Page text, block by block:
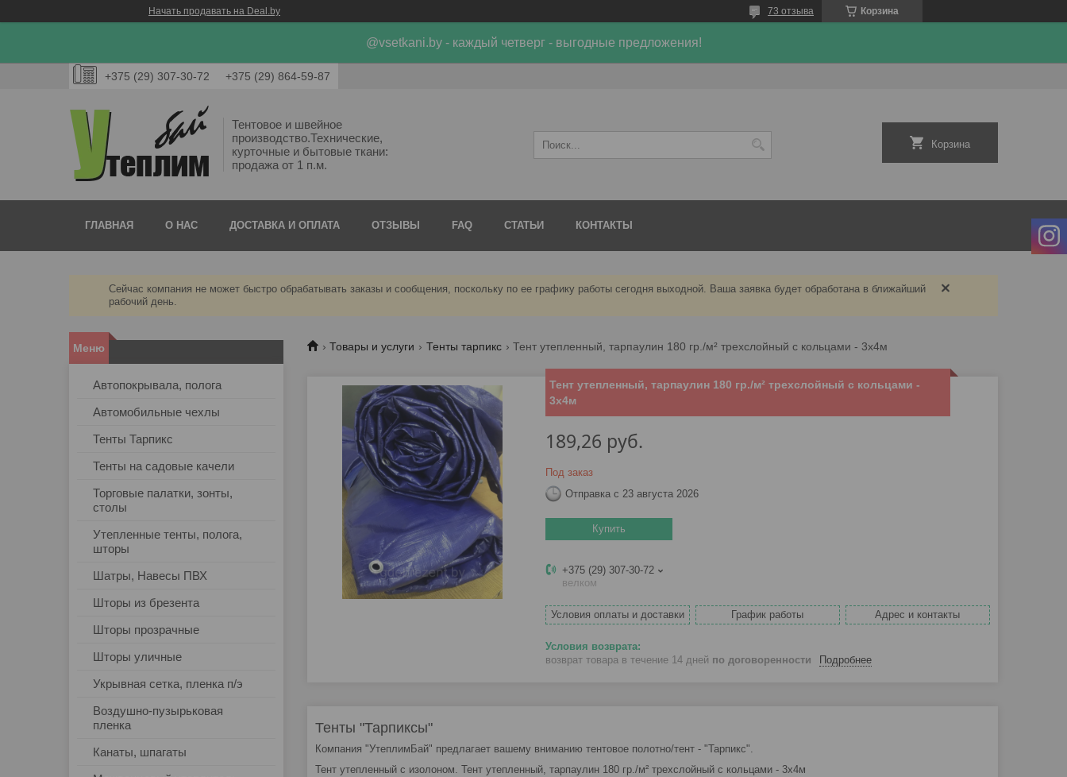
Начать продавать на Deal.by Корзина
73 отзыва
@vsetkani.by - каждый четверг - выгодные предложения!
+375 (29) 307-30-72 +375 (29) 864-59-87
Тентовое и швейное
производство.Технические,
курточные и бытовые ткани:
продажа от 1 п.м.
Корзина
ГЛАВНАЯ О НАС ДОСТАВКА И ОПЛАТА ОТЗЫВЫ FAQ СТАТЬИ КОНТАКТЫ
Сейчас компания не может быстро обрабатывать заказы и сообщения, поскольку по ее графику работы сегодня выходной. Ваша заявка будет обработана в ближайший
рабочий день.
Товары и услуги Тенты тарпикс Тент утепленный, тарпаулин 180 гр./м² трехслойный с кольцами - 3х4м
Тент утепленный, тарпаулин 180 гр./м² трехслойный с кольцами -
3х4м
189,26 руб.
Под заказ
Отправка с 23 августа 2026
Купить
+375 (29) 307-30-72
велком
Условия оплаты и доставки График работы Адрес и контакты
возврат товара в течение 14 дней по договоренности Подробнее
Тенты "Тарпиксы"
Компания "УтеплимБай" предлагает вашему вниманию тентовое полотно/тент - "Тарпикс".
Тент утепленный с изолоном. Тент утепленный, тарпаулин 180 гр./м² трехслойный с кольцами - 3х4м
Автопокрывала, полога
Автомобильные чехлы
Тенты Тарпикс
Тенты на садовые качели
Торговые палатки, зонты,
столы
Утепленные тенты, полога,
шторы
Шатры, Навесы ПВХ
Шторы из брезента
Шторы прозрачные
Шторы уличные
Укрывная сетка, пленка п/э
Воздушно-пузырьковая
пленка
Канаты, шпагаты